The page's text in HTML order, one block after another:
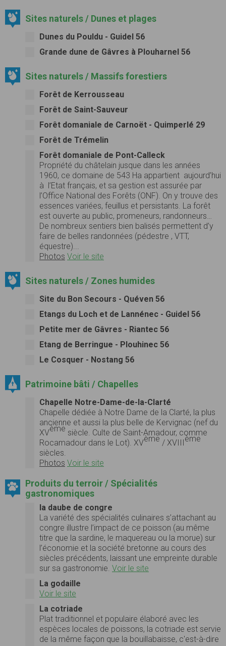
Sites naturels / Dunes et plages
Dunes du Pouldu - Guidel 56
Grande dune de Gâvres à Plouharnel 56
Sites naturels / Massifs forestiers
Forêt de Kerrousseau
Forêt de Saint-Sauveur
Forêt domaniale de Carnoët - Quimperlé 29
Forêt de Trémelin
Forêt domaniale de Pont-Calleck
Propriété du châtelain jusque dans les années
1960, ce domaine de 543 Ha appartient aujourd’hui
à l’Etat français, et sa gestion est assurée par
l’Office National des Forêts (ONF). On y trouve des
essences variées, feuillus et persistants. La forêt
est ouverte au public, promeneurs, randonneurs…
De nombreux sentiers bien balisés permettent d’y
faire de belles randonnées (pédestre , VTT,
équestre)...
Photos Voir le site
Sites naturels / Zones humides
Site du Bon Secours - Quéven 56
Etangs du Loch et de Lannénec - Guidel 56
Petite mer de Gâvres - Riantec 56
Etang de Berringue - Plouhinec 56
Le Cosquer - Nostang 56
Patrimoine bâti / Chapelles
Chapelle Notre-Dame-de-la-Clarté
Chapelle dédiée à Notre Dame de la Clarté, la plus
ancienne et aussi la plus belle de Kervignac (nef du
XVème siècle. Culte de Saint-Amadour, comme
Rocamadour dans le Lot). XVème / XVIII ème
siècles.
Photos Voir le site
Produits du terroir / Spécialités
gastronomiques
la daube de congre
La variété des spécialités culinaires s’attachant au
congre illustre l’impact de ce poisson (au même
titre que la sardine, le maquereau ou la morue) sur
l’économie et la société bretonne au cours des
siècles précédents, laissant une empreinte durable
sur sa gastronomie. Voir le site
La godaille
Voir le site
La cotriade
Plat traditionnel et populaire élaboré avec les
espèces locales de poissons, la cotriade est servie
de la même façon que la bouillabaisse, c'est-à-dire